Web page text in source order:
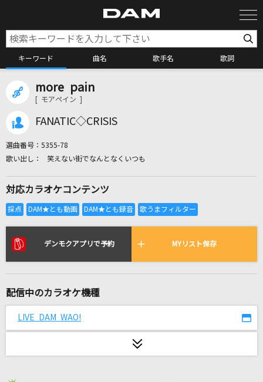
キーワード 曲名 歌手名 歌詞
全国りれき
リアルタイムで歌われている曲の一覧
小さな恋のうた
[生音]ヒロイン
more pain
[ モアペイン ]
FANATIC◇CRISIS
選曲番号： 5355-78
笑えない街でなんとなくいつも
対応カラオケコンテンツ
デンモクアプリで予約 MYリスト保存
配信中のカラオケ機種
LIVE DAM WAO!